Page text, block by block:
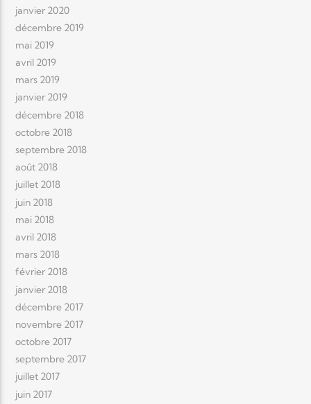
janvier 2020
décembre 2019
mai 2019
avril 2019
mars 2019
janvier 2019
décembre 2018
octobre 2018
septembre 2018
août 2018
juillet 2018
juin 2018
mai 2018
avril 2018
mars 2018
février 2018
janvier 2018
décembre 2017
novembre 2017
octobre 2017
septembre 2017
juillet 2017
juin 2017